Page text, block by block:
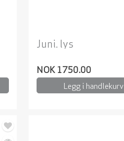
Juni. lys
NOK 1750.00
Legg i handlekurv